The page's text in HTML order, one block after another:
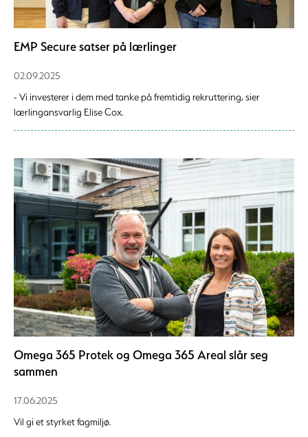
EMP Secure satser på lærlinger
02.09.2025
- Vi investerer i dem med tanke på fremtidig rekruttering, sier
lærlingansvarlig Elise Cox.
Omega 365 Protek og Omega 365 Areal slår seg
sammen
17.06.2025
Vil gi et styrket fagmiljø.